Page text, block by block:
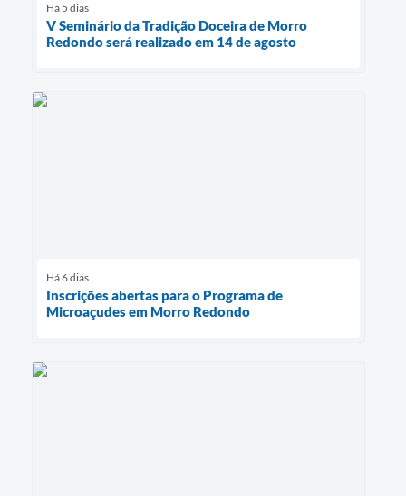
Há 5 dias
V Seminário da Tradição Doceira de Morro
Redondo será realizado em 14 de agosto
Há 6 dias
Inscrições abertas para o Programa de
Microaçudes em Morro Redondo